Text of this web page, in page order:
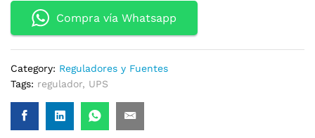
OUTLEST
Compra vía Whatsapp
Category: Reguladores y Fuentes
Tags: regulador, UPS